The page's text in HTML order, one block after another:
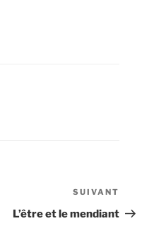
suivant
SUIVANT
L’être et le mendiant